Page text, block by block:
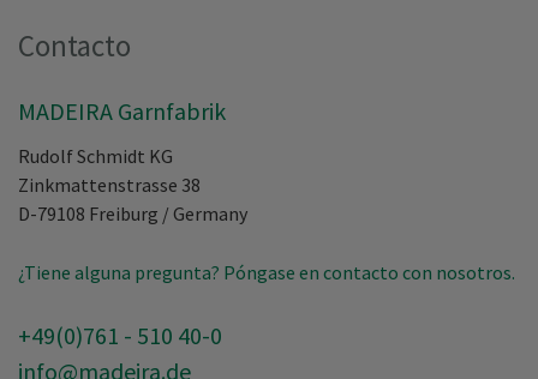
Contacto
MADEIRA Garnfabrik
Rudolf Schmidt KG
Zinkmattenstrasse 38
D-79108 Freiburg / Germany
¿Tiene alguna pregunta? Póngase en contacto con nosotros.
+49(0)761 - 510 40-0
info@madeira.de